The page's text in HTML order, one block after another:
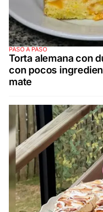
PASO A PASO
Torta alemana con
con pocos
mate